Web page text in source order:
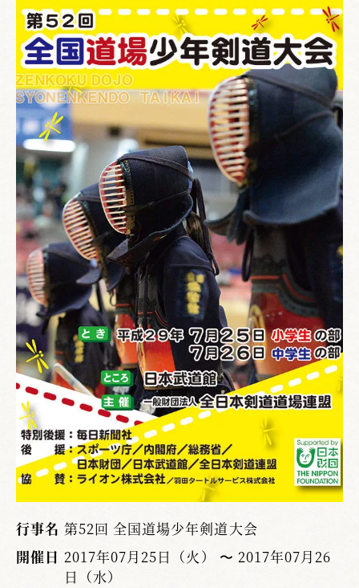
行事名 第52回 全国道場少年剣道大会
開催日 2017年07月25日（火） 〜 2017年07月26
日（水）